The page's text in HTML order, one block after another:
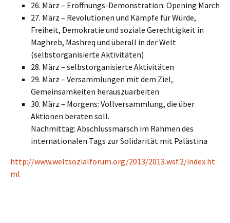
26. März – Eröffnungs-Demonstration: Opening March
27. März – Revolutionen und Kämpfe für Würde,
Freiheit, Demokratie und soziale Gerechtigkeit in
Maghreb, Mashreq und überall in der Welt
(selbstorganisierte Aktivitäten)
28. März – selbstorganisierte Aktivitäten
29. März – Versammlungen mit dem Ziel,
Gemeinsamkeiten herauszuarbeiten
30. März – Morgens: Vollversammlung, die über
Aktionen beraten soll.
Nachmittag: Abschlussmarsch im Rahmen des
internationalen Tags zur Solidarität mit Palästina
http://www.weltsozialforum.org/2013/2013.wsf.2/index.ht
ml